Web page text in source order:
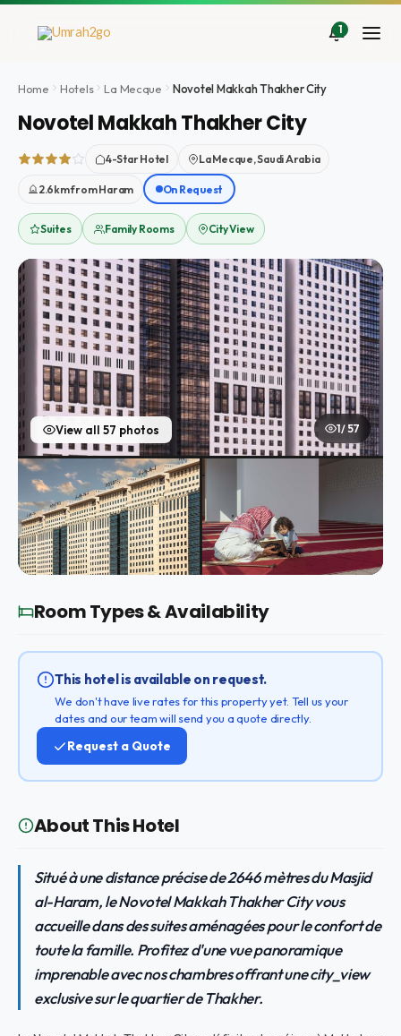
Aller
1
Home Hotels La Mecque Novotel Makkah Thakher City
Novotel Makkah Thakher City
4-Star Hotel La Mecque, Saudi Arabia
2.6km from Haram On Request
Suites Family Rooms City View
View all 57 photos 1 / 57
Room Types & Availability
This hotel is available on request.
We don't have live rates for this property yet. Tell us your
dates and our team will send you a quote directly.
Request a Quote
About This Hotel
Situé à une distance précise de 2646 mètres du Masjid
al-Haram, le Novotel Makkah Thakher City vous
accueille dans des suites aménagées pour le confort de
toute la famille. Profitez d'une vue panoramique
imprenable avec nos chambres offrant une city_view
exclusive sur le quartier de Thakher.